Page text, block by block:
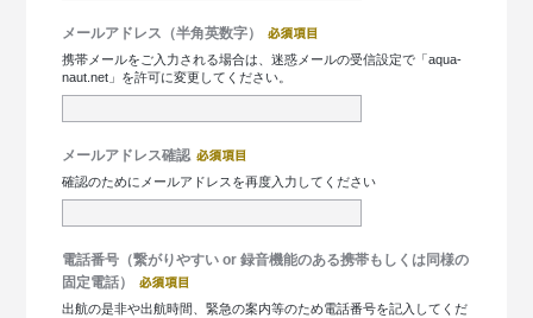
メールアドレス（半角英数字）
携帯メールをご入力される場合は、迷惑メールの受信設定で「aqua-
naut.net」を許可に変更してください。
メールアドレス確認
確認のためにメールアドレスを再度入力してください
電話番号（繋がりやすい or 録音機能のある携帯もしくは同様の
固定電話）
出航の是非や出航時間、緊急の案内等のため電話番号を記入してくだ